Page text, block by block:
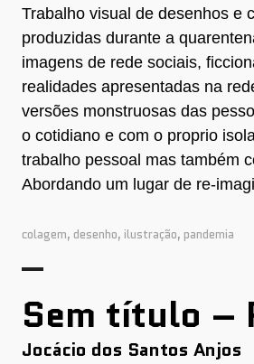
Trabalho visual de desenhos e
produzidas durante a
imagens de rede sociais,
realidades apresentadas na
versões monstruosas das
o cotidiano e com o proprio
trabalho pessoal mas também
Abordando um lugar de re-
colagem, desenho, ilustração, pandemia
Sem título –
Jocácio dos Santos Anjos